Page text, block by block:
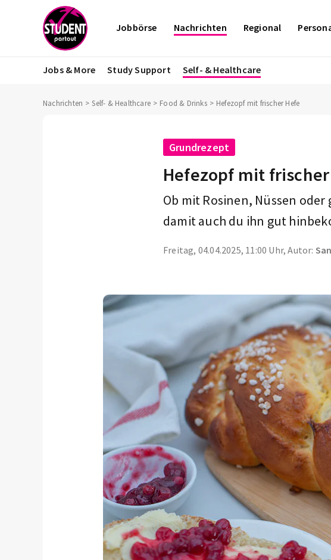
Jobbörse Nachrichten Regional
Jobs & More Study Support Self- & Healthcare
Nachrichten Self- & Healthcare Food & Drinks Hefezopf mit frischer Hefe
Grundrezept
Hefezopf mit
Ob mit Rosinen, Nüssen
damit auch du ihn gut
Freitag, 04.04.2025, 11:00 Uhr, Autor: